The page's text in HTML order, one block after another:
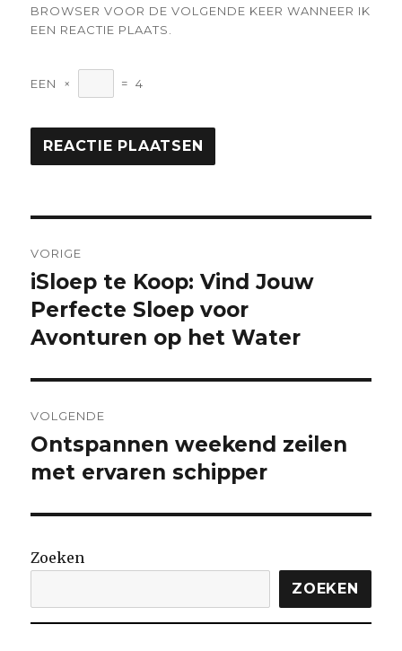
BROWSER VOOR DE VOLGENDE KEER WANNEER IK
EEN REACTIE PLAATS.
EEN × = 4
VORIGE
Vorige
bericht:
iSloep te Koop: Vind Jouw
Perfecte Sloep voor
Avonturen op het Water
VOLGENDE
Volgende
bericht:
Ontspannen weekend zeilen
met ervaren schipper
Zoeken
ZOEKEN